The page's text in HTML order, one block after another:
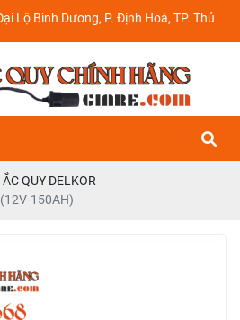
P. Định Hoà, TP. Thủ Dầu Một, Bình
ẮC QUY DELKOR
150AH)